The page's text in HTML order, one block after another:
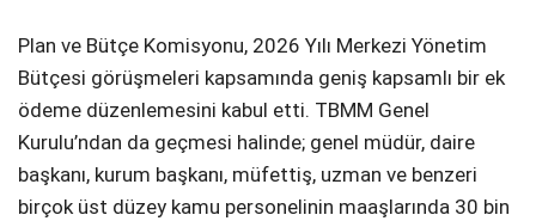
Facebook
Plan ve Bütçe Komisyonu, 2026 Yılı Merkezi Yönetim
Bütçesi görüşmeleri kapsamında geniş kapsamlı bir ek
ödeme düzenlemesini kabul etti. TBMM Genel
Kurulu’ndan da geçmesi halinde; genel müdür, daire
başkanı, kurum başkanı, müfettiş, uzman ve benzeri
birçok üst düzey kamu personelinin maaşlarında 30 bin